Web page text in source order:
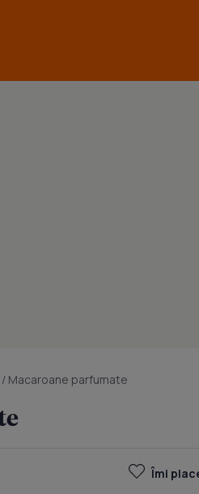
Macaroane parfumate
Îmi